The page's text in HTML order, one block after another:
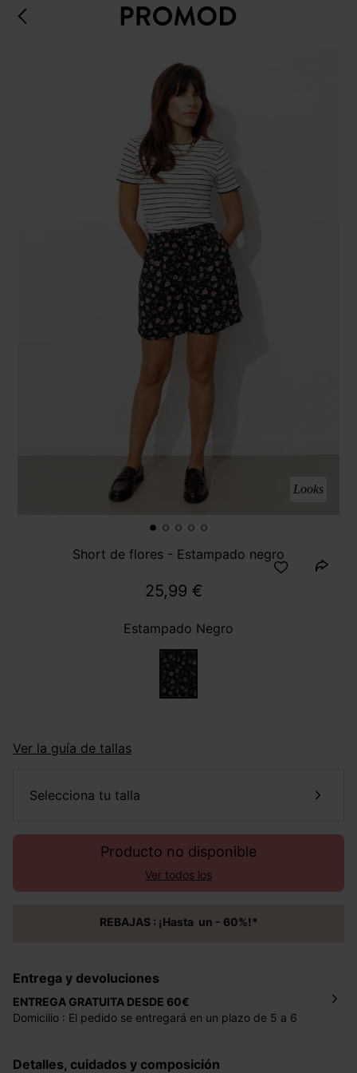
Looks
Short de flores - Estampado negro
25,99 €
Estampado Negro
Ver la guía de tallas
selecciona tu talla
Producto no disponible
Ver todos los
REBAJAS : ¡Hasta un - 60%!*
Entrega y devoluciones
ENTREGA GRATUITA DESDE 60€
Domicilio : El pedido se entregará en un plazo de 5 a 6
Mondial Relay : El pedido se entregará en un plazo de 5
Detalles, cuidados y composición